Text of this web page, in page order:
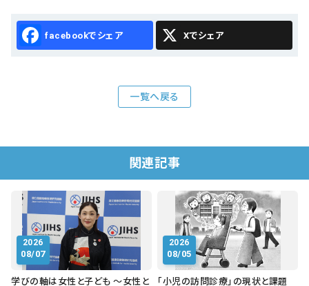
Facebook X
一覧へ戻る
関連記事
2026
08/07
学びの軸は女性と子ども ～女性と
2026
08/05
「小児の訪問診療」の現状と課題